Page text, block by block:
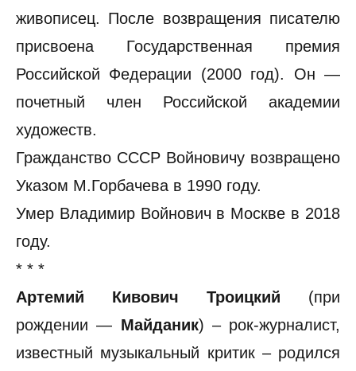
живописец. После возвращения писателю
присвоена Государственная премия
Российской Федерации (2000 год). Он —
почетный член Российской академии
художеств.
Гражданство СССР Войновичу возвращено
Указом М.Горбачева в 1990 году.
Умер Владимир Войнович в Москве в 2018
году.
* * *
Артемий Кивович Троицкий (при
рождении — Майданик) – рок-журналист,
известный музыкальный критик – родился